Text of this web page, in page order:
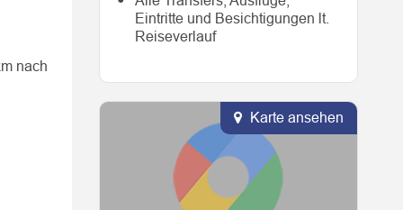
Eintritte und Besichtigungen lt.
Reiseverlauf
Karte ansehen
nach